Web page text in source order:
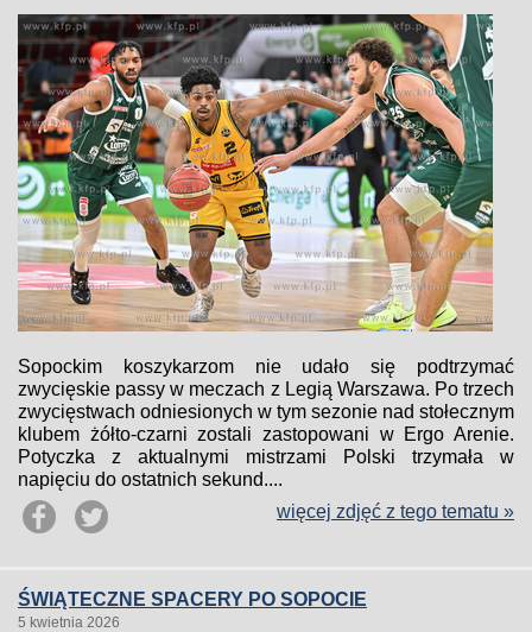
Sopockim koszykarzom nie udało się podtrzymać
zwycięskie passy w meczach z Legią Warszawa. Po trzech
zwycięstwach odniesionych w tym sezonie nad stołecznym
klubem żółto-czarni zostali zastopowani w Ergo Arenie.
Potyczka z aktualnymi mistrzami Polski trzymała w
napięciu do ostatnich sekund....
więcej zdjęć z tego tematu »
ŚWIĄTECZNE SPACERY PO SOPOCIE
5 kwietnia 2026